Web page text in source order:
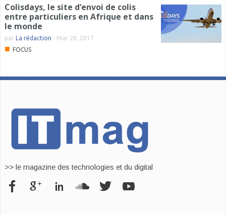
Colisdays, le site d’envoi de colis
entre particuliers en Afrique et dans
le monde
par La rédaction - Mar 20, 2017
■ FOCUS
>> le magazine des technologies et du digital